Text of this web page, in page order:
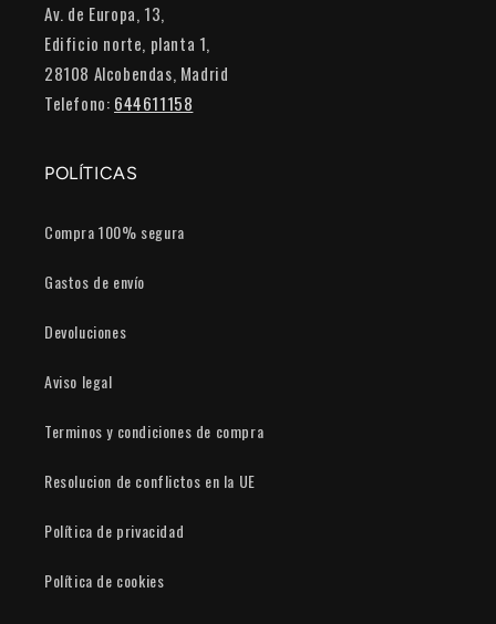
Av. de Europa, 13,
Edificio norte, planta 1,
28108 Alcobendas, Madrid
Telefono: 644611158
POLÍTICAS
Compra 100% segura
Gastos de envío
Devoluciones
Aviso legal
Terminos y condiciones de compra
Resolucion de conflictos en la UE
Política de privacidad
Política de cookies